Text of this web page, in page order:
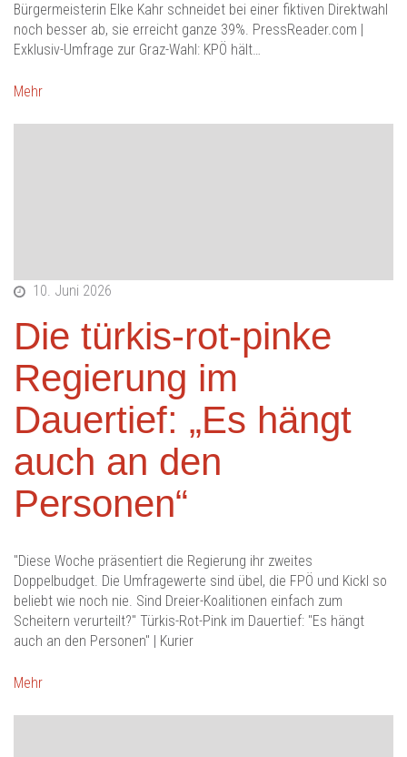
Bürgermeisterin Elke Kahr schneidet bei einer fiktiven Direktwahl
noch besser ab, sie erreicht ganze 39%. PressReader.com |
Exklu­siv-Umfrage zur Graz-Wahl: KPÖ hält…
Mehr
10. Juni 2026
Die türkis-rot-pinke
Regierung im
Dauertief: „Es hängt
auch an den
Personen“
"Diese Woche präsentiert die Regierung ihr zweites
Doppelbudget. Die Umfragewerte sind übel, die FPÖ und Kickl so
beliebt wie noch nie. Sind Dreier-Koalitionen einfach zum
Scheitern verurteilt?" Türkis-Rot-Pink im Dauertief: "Es hängt
auch an den Personen" | Kurier
Mehr